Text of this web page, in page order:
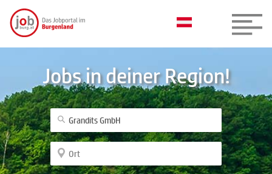
Jobs in deiner Region!